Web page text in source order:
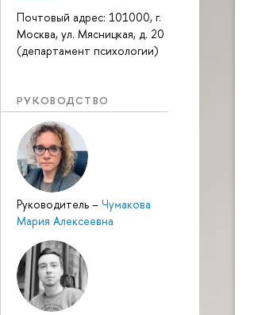
Почтовый адрес: 101000, г.
Москва, ул. Мясницкая, д. 20
(департамент психологии)
РУКОВОДСТВО
Руководитель – Чумакова
Мария Алексеевна